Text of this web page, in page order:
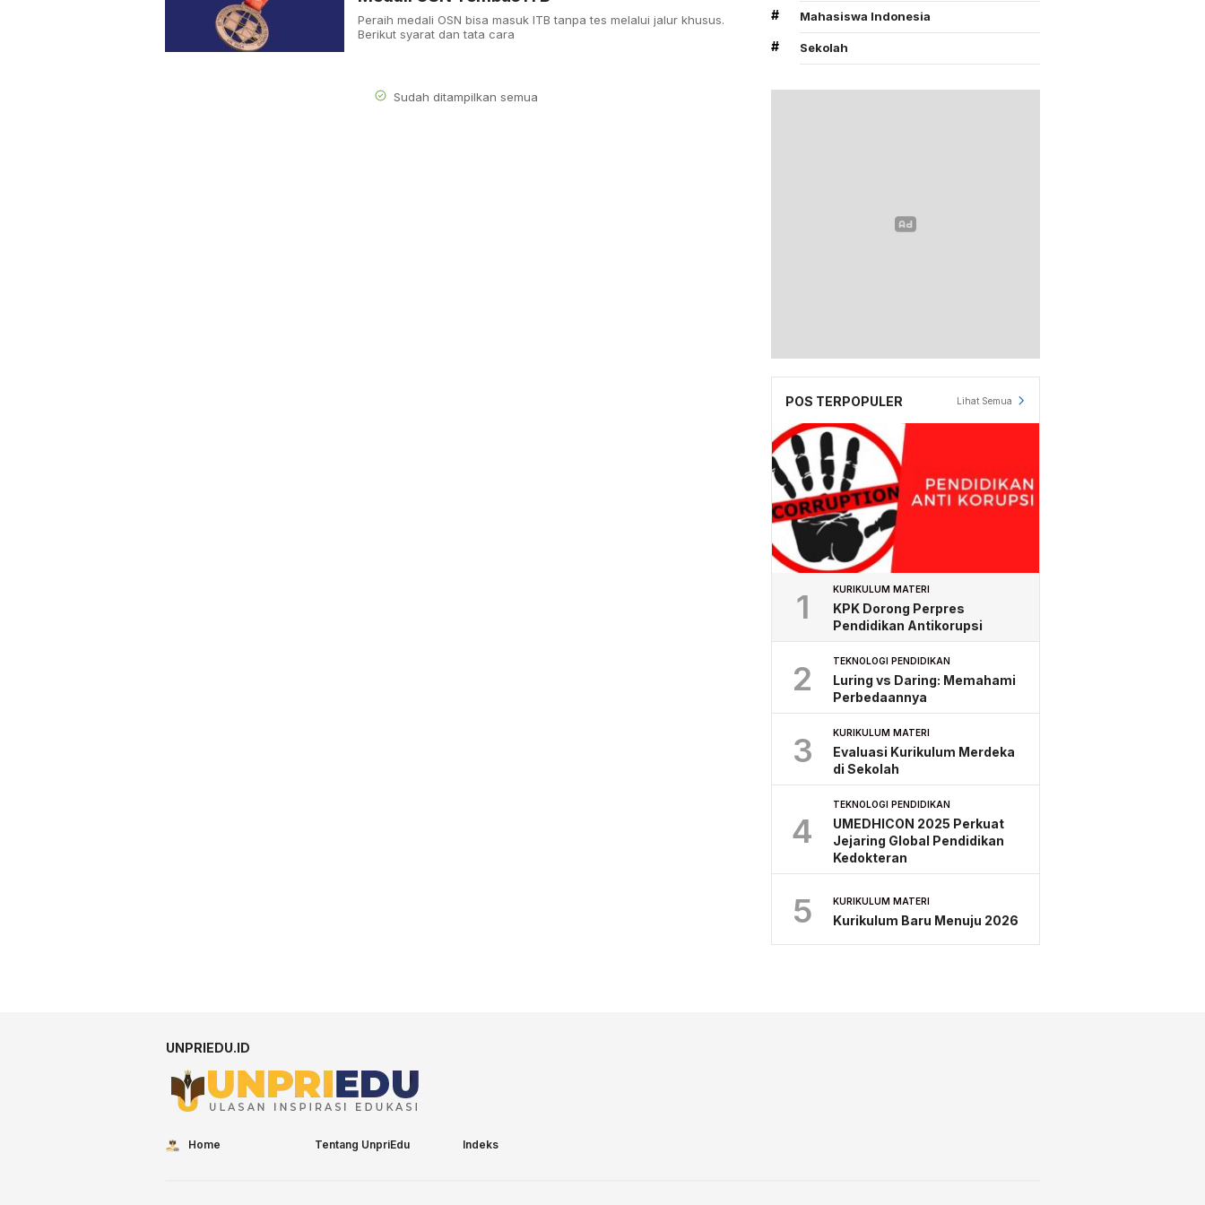
Peraih medali OSN bisa masuk ITB tanpa tes melalui jalur khusus.
Berikut syarat dan tata cara
Sudah ditampilkan semua
# Mahasiswa Indonesia
# Sekolah
POS TERPOPULER Lihat Semua
1 KURIKULUM MATERI
KPK Dorong Perpres
Pendidikan Antikorupsi
2 TEKNOLOGI PENDIDIKAN
Luring vs Daring: Memahami
Perbedaannya
3 KURIKULUM MATERI
Evaluasi Kurikulum Merdeka
di Sekolah
4
TEKNOLOGI PENDIDIKAN
UMEDHICON 2025 Perkuat
Jejaring Global Pendidikan
Kedokteran
5 KURIKULUM MATERI
Kurikulum Baru Menuju 2026
UNPRIEDU.ID
Home Tentang UnpriEdu Indeks